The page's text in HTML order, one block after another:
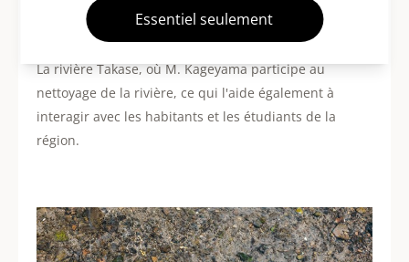
Essentiel seulement
La rivière Takase, où M. Kageyama participe au
nettoyage de la rivière, ce qui l'aide également à
interagir avec les habitants et les étudiants de la
région.